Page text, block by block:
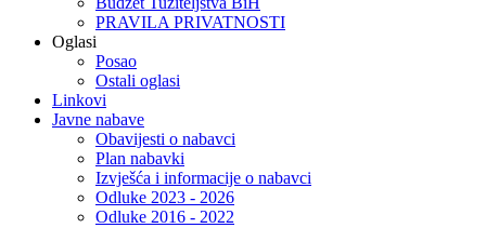
PRAVILA PRIVATNOSTI
Oglasi
Posao
Ostali oglasi
Linkovi
Javne nabave
Obavijesti o nabavci
Plan nabavki
Izvješća i informacije o nabavci
Odluke 2023 - 2026
Odluke 2016 - 2022